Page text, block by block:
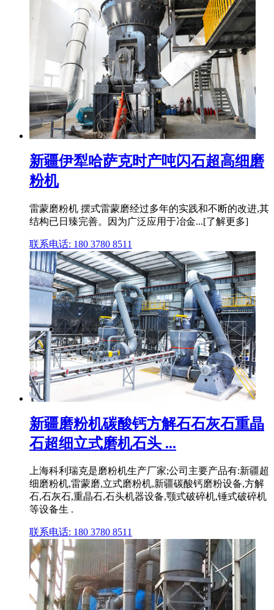
新疆伊犁哈萨克时产吨闪石超高细磨
粉机
雷蒙磨粉机 摆式雷蒙磨经过多年的实践和不断的改进,其
结构已日臻完善。因为广泛应用于冶金...[了解更多]
联系电话: 180 3780 8511
新疆磨粉机碳酸钙方解石石灰石重晶
石超细立式磨机石头 ...
上海科利瑞克是磨粉机生产厂家;公司主要产品有:新疆超
细磨粉机,雷蒙磨,立式磨粉机,新疆碳酸钙磨粉设备,方解
石,石灰石,重晶石,石头机器设备,颚式破碎机,锤式破碎机
等设备生 .
联系电话: 180 3780 8511